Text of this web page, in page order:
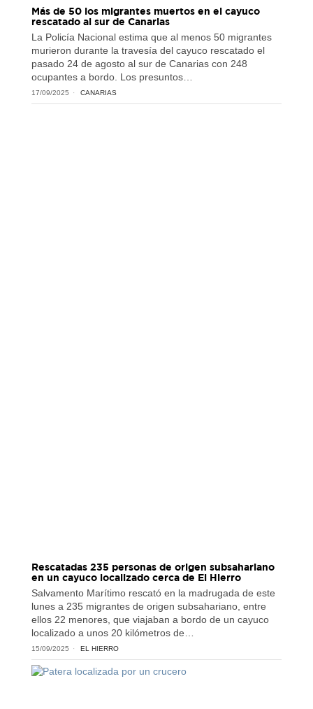
Más de 50 los migrantes muertos en el cayuco
rescatado al sur de Canarias
La Policía Nacional estima que al menos 50 migrantes
murieron durante la travesía del cayuco rescatado el
pasado 24 de agosto al sur de Canarias con 248
ocupantes a bordo. Los presuntos…
17/09/2025 CANARIAS
Rescatadas 235 personas de origen subsahariano
en un cayuco localizado cerca de El Hierro
Salvamento Marítimo rescató en la madrugada de este
lunes a 235 migrantes de origen subsahariano, entre
ellos 22 menores, que viajaban a bordo de un cayuco
localizado a unos 20 kilómetros de…
15/09/2025 EL HIERRO